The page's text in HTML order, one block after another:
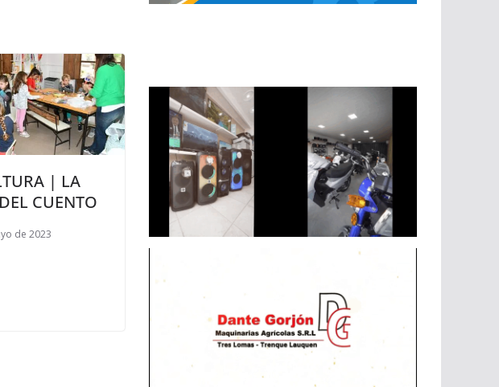
| LA
CUENTO
de 2023